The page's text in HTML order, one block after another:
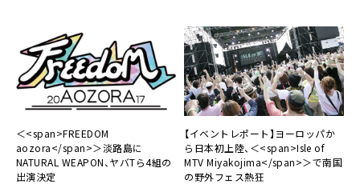
＜<span>FREEDOM
aozora</span>＞淡路島に
NATURAL WEAPON、ヤバTら4組の
出演決定
【イベントレポート】ヨーロッパか
ら日本初上陸、＜<span>Isle of
MTV Miyakojima</span>＞で南国
の野外フェス熱狂